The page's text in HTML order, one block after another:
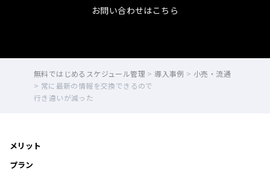
お問い合わせはこちら
無料ではじめるスケジュール管理 >導入事例 > 小売・流通
> 常に最新の情報を交換できるので
行き違いが減った
メリット
プラン